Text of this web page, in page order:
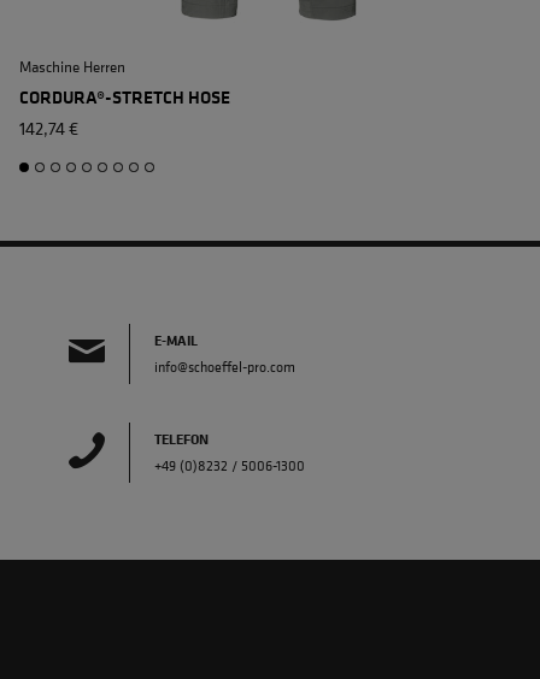
Maschine Herren
CORDURA®-STRETCH HOSE
142,74 €
E-MAIL
info@schoeffel-pro.com
TELEFON
+49 (0)8232 / 5006-1300